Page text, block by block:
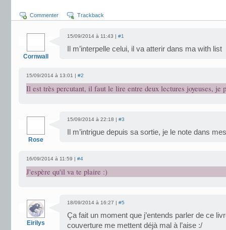
Commenter Trackback
Cornwall
15/09/2014 à 11:43 | #1
Il m’interpelle celui, il va atterir dans ma with list
15/09/2014 à 13:01 | #2
Il est très percutant, il faut le lire entre deux lectures joyeuses, je
Rose
15/09/2014 à 22:18 | #3
Il m’intrigue depuis sa sortie, je le note dans
16/09/2014 à 11:59 | #4
J'espère qu'il va te plaire :)
Eirilys
18/09/2014 à 16:27 | #5
Ça fait un moment que j’entends parler de ce
couverture me mettent déjà mal à l’aise :/